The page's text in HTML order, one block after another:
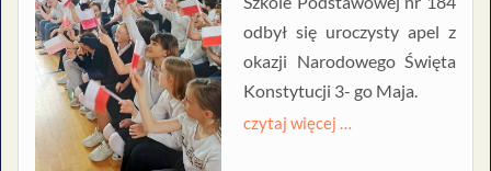
odbył się uroczysty apel z
okazji Narodowego Święta
Konstytucji 3- go Maja.
czytaj więcej …